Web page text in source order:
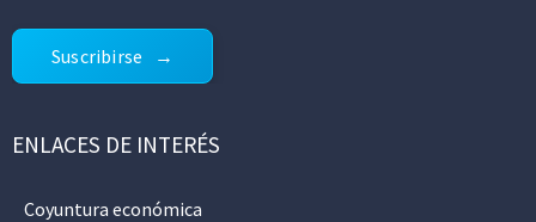
Suscribirse
ENLACES DE INTERÉS
Coyuntura económica